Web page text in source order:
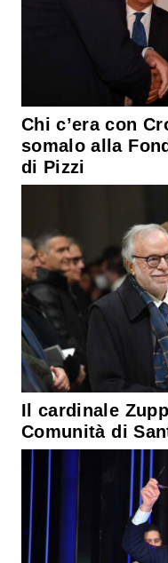
Chi c’era con
somalo alla
di Pizzi
Il cardinale
Comunità di